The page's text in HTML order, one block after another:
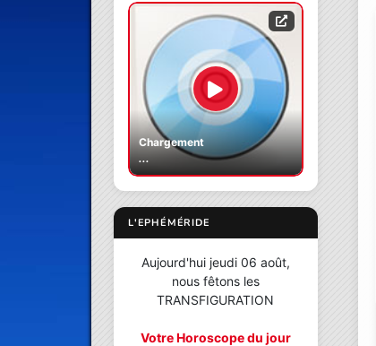
Chargement
...
L'EPHÉMÉRIDE
Aujourd'hui jeudi 06 août,
nous fêtons les
TRANSFIGURATION
Votre Horoscope du jour